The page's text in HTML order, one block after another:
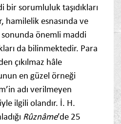
bir sorumluluk taşıdıkları
hamilelik esnasında ve
önemli maddi
da bilinmektedir. Para
çıkılmaz hâle
en güzel örneği
adı verilmeyen
ilgili olandır. İ. H.
Rûznâme’de 25